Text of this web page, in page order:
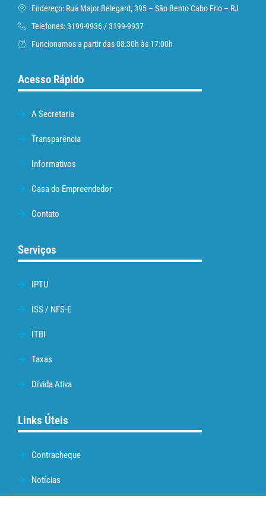
Endereço: Rua Major Belegard, 395 – São Bento Cabo Frio – RJ
Telefones: 3199-9936 / 3199-9937
Funcionamos a partir das 08:30h às 17:00h
Acesso Rápido
A Secretaria
Transparência
Informativos
Casa do Empreendedor
Contato
Serviços
IPTU
ISS / NFS-E
ITBI
Taxas
Dívida Ativa
Links Úteis
Contracheque
Notícias